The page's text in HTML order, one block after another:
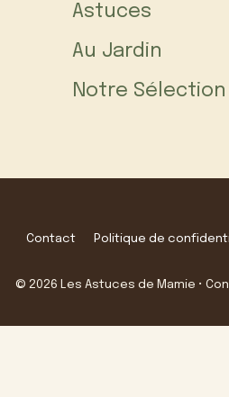
Astuces
Au Jardin
Notre Sélection
Contact Politique de
© 2026 Les Astuces de Mamie •